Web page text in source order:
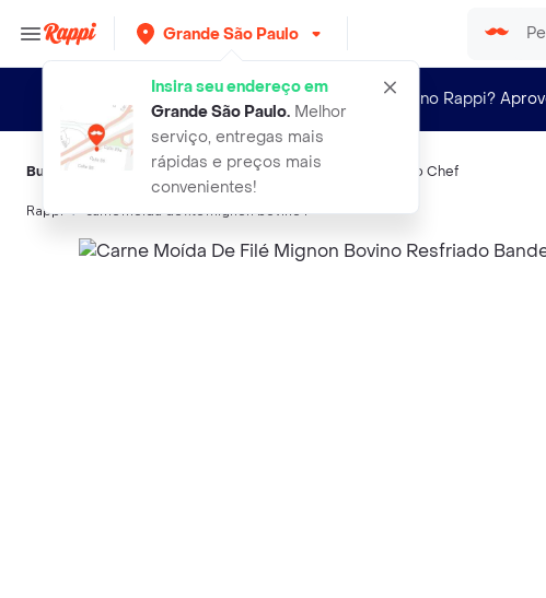
Grande São Paulo
Insira seu endereço em
Grande São Paulo.Melhor
serviço, entregas mais
rápidas e preços mais
convenientes!
Novo no Rappi?
Buscas relacionadas:Carne ,Sua ,Sem Trademark Do Chef
Rappi carne moida de file mignon bovino r